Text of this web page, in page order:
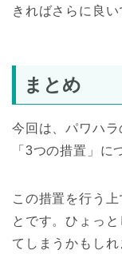
きればさらに良い
まとめ
今回は、パワハ
「3つの措置」に
この措置を行う
とです。ひょっ
てしまうかもしれ